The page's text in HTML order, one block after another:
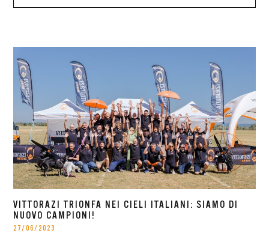
VITTORAZI TRIONFA NEI CIELI ITALIANI: SIAMO DI
NUOVO CAMPIONI!
27/06/2023